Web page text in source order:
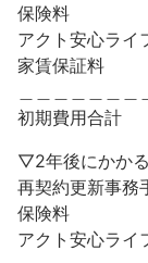
保険料
アクト安心ラ
家賃保
初期費用
▽2年後にかか
再契約更新事務
保険料
アクト安心ラ